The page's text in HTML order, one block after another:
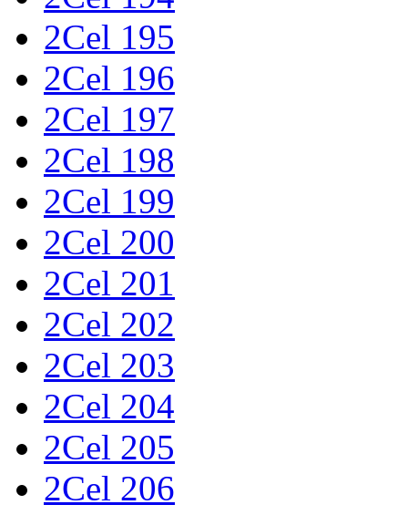
2Cel 195
2Cel 196
2Cel 197
2Cel 198
2Cel 199
2Cel 200
2Cel 201
2Cel 202
2Cel 203
2Cel 204
2Cel 205
2Cel 206